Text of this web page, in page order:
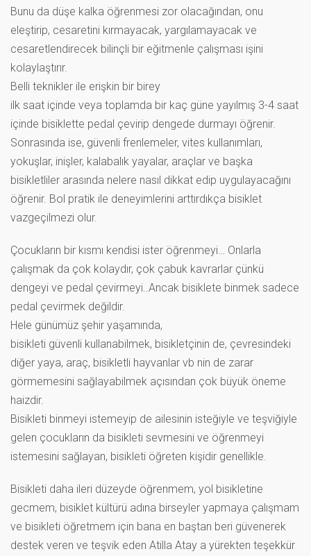
Bunu da düşe kalka öğrenmesi zor olacağından, onu
eleştirip, cesaretini kırmayacak, yargılamayacak ve
cesaretlendirecek bilinçli bir eğitmenle çalışması işini
kolaylaştırır.
Belli teknikler ile erişkin bir birey
ilk saat içinde veya toplamda bir kaç güne yayılmış 3-4 saat
içinde bisiklette pedal çevirip dengede durmayı öğrenir.
Sonrasında ise, güvenli frenlemeler, vites kullanımları,
yokuşlar, inişler, kalabalık yayalar, araçlar ve başka
bisikletliler arasında nelere nasıl dikkat edip uygulayacağını
öğrenir. Bol pratik ile deneyimlerini arttırdıkça bisiklet
vazgeçilmezi olur.
Çocukların bir kısmı kendisi ister öğrenmeyi… Onlarla
çalışmak da çok kolaydır, çok çabuk kavrarlar çünkü
dengeyi ve pedal çevirmeyi..Ancak bisiklete binmek sadece
pedal çevirmek değildir.
Hele günümüz şehir yaşamında,
bisikleti güvenli kullanabilmek, bisikletçinin de, çevresindeki
diğer yaya, araç, bisikletli hayvanlar vb nin de zarar
görmemesini sağlayabilmek açısından çok büyük öneme
haizdir.
Bisikleti binmeyi istemeyip de ailesinin isteğiyle ve teşviğiyle
gelen çocukların da bisikleti sevmesini ve öğrenmeyi
istemesini sağlayan, bisikleti öğreten kişidir genellikle.
Bisikleti daha ileri düzeyde öğrenmem, yol bisikletine
gecmem, bisiklet kültürü adına birseyler yapmaya çalışmam
ve bisikleti öğretmem için bana en baştan beri güvenerek
destek veren ve teşvik eden Atilla Atay a yürekten teşekkür